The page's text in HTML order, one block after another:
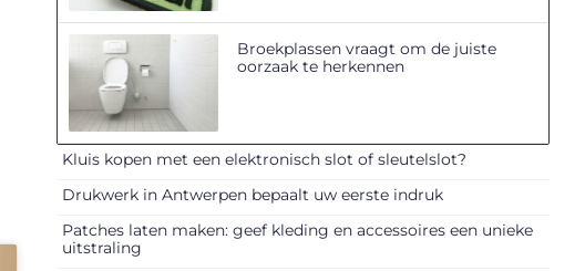
Broekplassen vraagt om de juiste
oorzaak te herkennen
Kluis kopen met een elektronisch slot of sleutelslot?
Drukwerk in Antwerpen bepaalt uw eerste indruk
Patches laten maken: geef kleding en accessoires een unieke
uitstraling